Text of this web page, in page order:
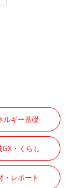
ルギー基礎
GX・くらし
・レポート